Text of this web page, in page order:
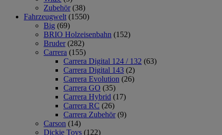
Zubehör (38)
Fahrzeugwelt (1550)
Big (69)
BRIO Holzeisenbahn (152)
Bruder (282)
Carrera (155)
Carrera Digital 124 / 132 (63)
Carrera Digital 143 (2)
Carrera Evolution (26)
Carrera GO (35)
Carrera Hybrid (17)
Carrera RC (26)
Carrera Zubehör (9)
Carson (14)
Dickie Toys (122)